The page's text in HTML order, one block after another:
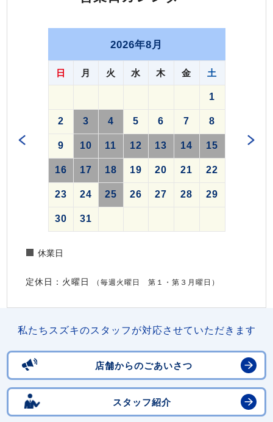
2026年8月
日 月 火 水 木 金 土
1
2 3 4 5 6 7 8
9 10 11 12 13 14 15
16 17 18 19 20 21 22
23 24 25 26 27 28 29
30 31
休業日
定休日：火曜日 （毎週火曜日 第１・第３月曜日）
私たちスズキのスタッフが対応させていただきます
店舗からのごあいさつ
スタッフ紹介